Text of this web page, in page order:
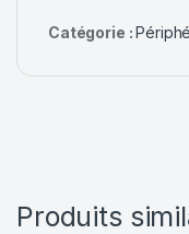
Catégorie :
Produits